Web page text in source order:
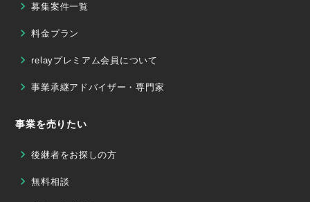
募集案件一覧
料金プラン
relayプレミアム会員について
事業承継アドバイザー・専門家
事業を売りたい
後継者をお探しの方
無料相談